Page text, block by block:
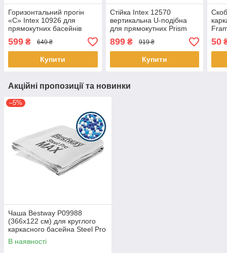
Горизонтальний прогін
«C» Intex 10926 для
прямокутних басейнів
Rectangular Ultra XTR
Frame (732х366х132 см)
599 ₴ 649 ₴
Купити
Стійка Intex 12570
вертикальна U-подібна
для прямокутних Prism
Frame басейнів
(400х200х122 см)
899₴ 919 ₴
Купити
50
Акційні пропозиції та новинки
–5%
Чаша Bestway P09988
(366х122 см) для круглого
каркасного басейна Steel Pro
MAX
В наявності